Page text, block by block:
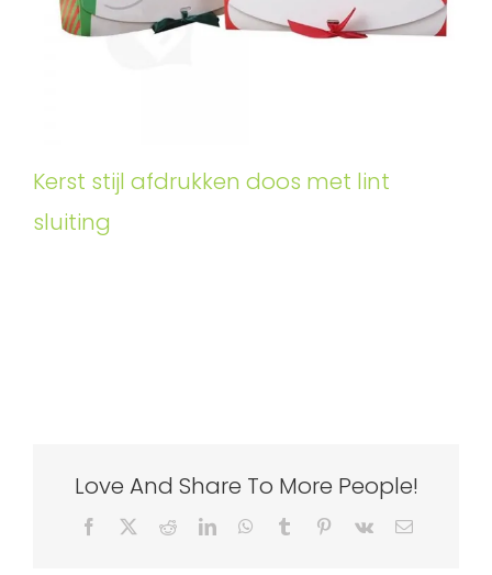
Kerst stijl afdrukken doos met lint
sluiting
Love And Share To More People!
Facebook RedditLinkedInWhatsApp
Tumblr Pinterest
Vk Email